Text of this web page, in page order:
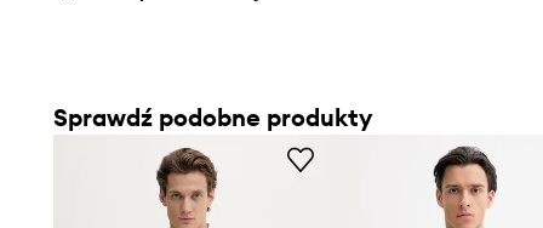
Sprawdź podobne produkty